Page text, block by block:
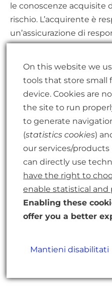
le conoscenze acquisite
rischio. L’acquirente è
un’assicurazione di
utilizzare le sue
nel rispetto della legge
pratica. L’acquirente
competenze necessarie
conoscenze con i propri
accompagnarli
responsabile della
necessaria per poterlo
certificazione non
sostenere i suoi clienti.
Il Venditore non può
delle sessioni che
clienti o dei consigli e
On this website we
tools that store small
device. Cookies are
the site to run
to generate
(statistics cookies)
our services/products
can directly use
have the right to
enable statistical and
Enabling these
offer you a better
Mantieni disabilitati